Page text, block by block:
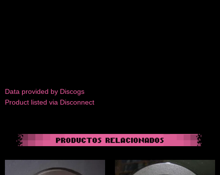
Data provided by Discogs
Product listed via Disconnect